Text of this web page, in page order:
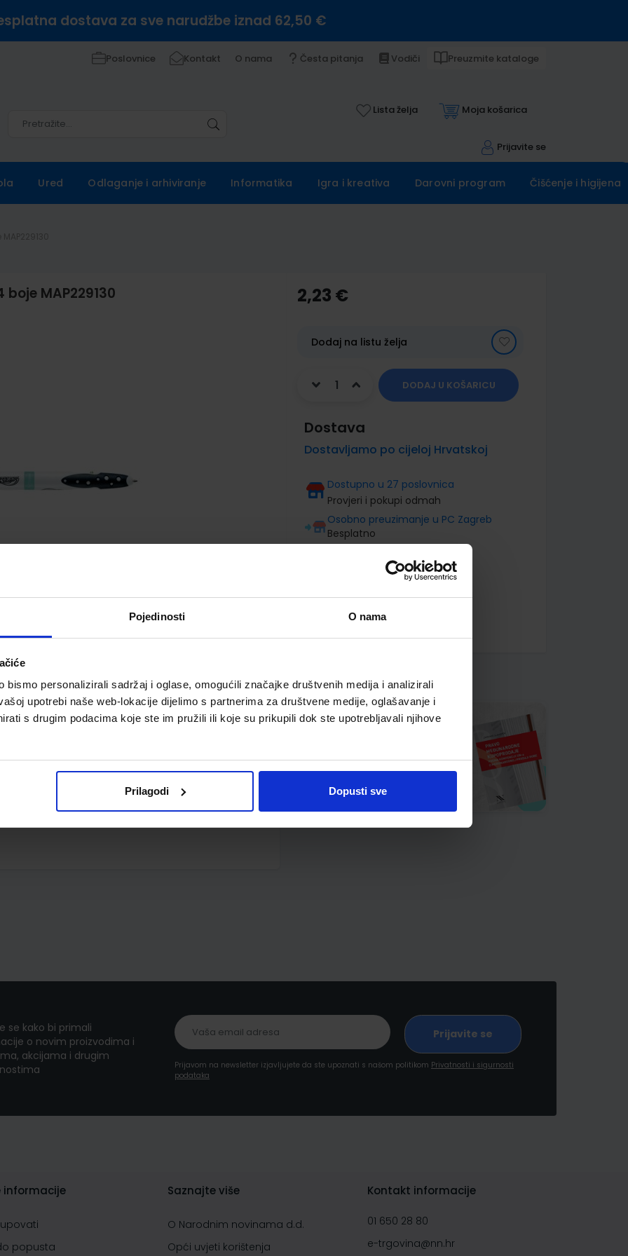
Pojedinosti O nama
bismo personalizirali sadržaj i oglase, omogućili značajke društvenih medija i analizirali
upotrebi naše web-lokacije dijelimo s partnerima za društvene medije, oglašavanje i
s drugim podacima koje ste im pružili ili koje su prikupili dok ste upotrebljavali njihove
Prilagodi Dopusti sve
dostava za sve narudžbe iznad 62,50 €
Poslovnice Kontakt O nama Česta pitanja Vodiči Preuzmite kataloge
Lista želja Moja košarica
Prijavite se
Ured Odlaganje i arhiviranje Informatika Igra i kreativa Darovni program Čišćenje i higijena
MAP229130 2,23 €
Dodaj na listu želja
DODAJ U KOŠARICU
Dostava
Dostavljamo po cijeloj Hrvatskoj
Dostupno u 27 poslovnica
Provjeri i pokupi odmah
Osobno preuzimanje u PC Zagreb
Besplatno
crna, crvena, zelena
se kako bi primali
o novim proizvodima i
akcijama i drugim
Prijavom na newsletter izjavljujete da ste upoznati s našom politikom Privatnosti i sigurnosti
podataka
informacije
popusta
Saznajte više
O Narodnim novinama d.d.
Opći uvjeti korištenja
Kontakt informacije
01 650 28 80
e-trgovina@nn.hr